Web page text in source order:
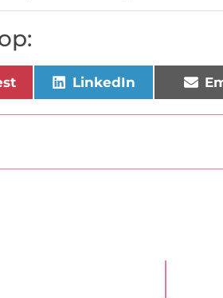
LinkedIn